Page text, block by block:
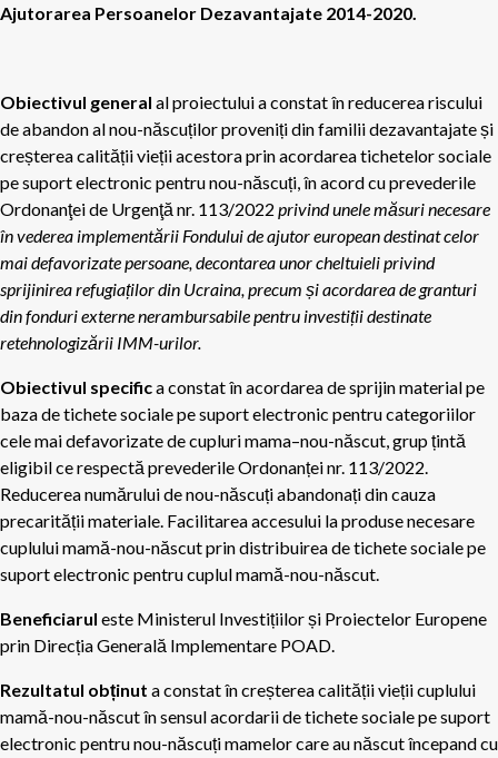
Ajutorarea Persoanelor Dezavantajate 2014-2020.
Obiectivul general al proiectului a constat în reducerea riscului
de abandon al nou-născuților proveniți din familii dezavantajate și
creșterea calității vieții acestora prin acordarea tichetelor sociale
pe suport electronic pentru nou-născuți, în acord cu prevederile
Ordonanţei de Urgenţă nr. 113/2022 privind unele măsuri necesare
în vederea implementării Fondului de ajutor european destinat celor
mai defavorizate persoane, decontarea unor cheltuieli privind
sprijinirea refugiaților din Ucraina, precum și acordarea de granturi
din fonduri externe nerambursabile pentru investiții destinate
retehnologizării IMM-urilor.
Obiectivul specifica constat în acordarea de sprijin material pe
baza de tichete sociale pe suport electronic pentru categoriilor
cele mai defavorizate de cupluri mama–nou-născut, grup țintă
eligibil ce respectă prevederile Ordonanței nr. 113/2022.
Reducerea numărului de nou-născuți abandonați din cauza
precarității materiale. Facilitarea accesului la produse necesare
cuplului mamă-nou-născut prin distribuirea de tichete sociale pe
suport electronic pentru cuplul mamă-nou-născut.
Beneficiarul este Ministerul Investițiilor și Proiectelor Europene
prin Direcția Generală Implementare POAD.
Rezultatul obținut a constat în creșterea calității vieții cuplului
mamă-nou-născut în sensul acordarii de tichete sociale pe suport
electronic pentru nou-născuți mamelor care au născut începand cu